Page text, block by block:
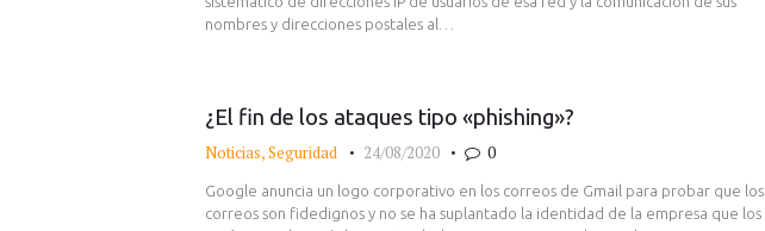
nombres y direcciones postales al…
¿El fin de los ataques tipo «phishing»?
Noticias,Seguridad 24/08/2020 0
Google anuncia un logo corporativo en los correos de Gmail para probar que los
correos son fidedignos y no se ha suplantado la identidad de la empresa que los